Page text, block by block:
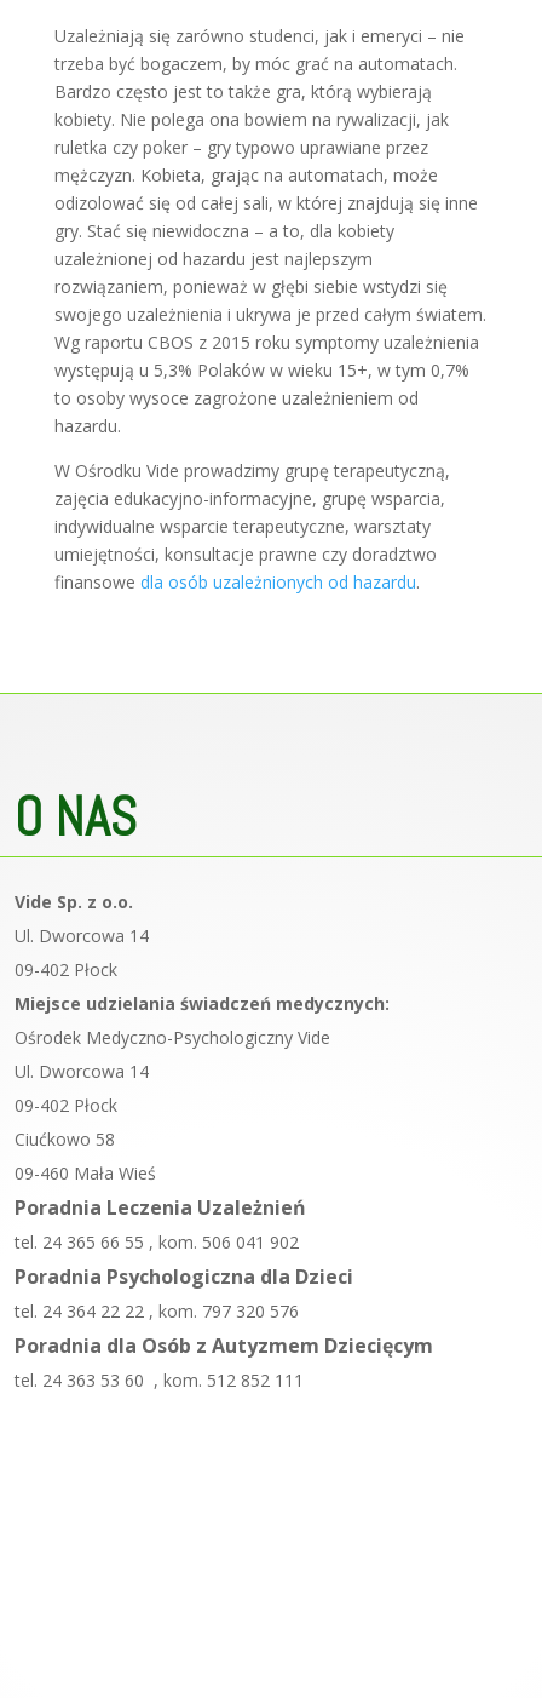
Uzależniają się zarówno studenci, jak i emeryci – nie
trzeba być bogaczem, by móc grać na automatach.
Bardzo często jest to także gra, którą wybierają
kobiety. Nie polega ona bowiem na rywalizacji, jak
ruletka czy poker – gry typowo uprawiane przez
mężczyzn. Kobieta, grając na automatach, może
odizolować się od całej sali, w której znajdują się inne
gry. Stać się niewidoczna – a to, dla kobiety
uzależnionej od hazardu jest najlepszym
rozwiązaniem, ponieważ w głębi siebie wstydzi się
swojego uzależnienia i ukrywa je przed całym światem.
Wg raportu CBOS z 2015 roku symptomy uzależnienia
występują u 5,3% Polaków w wieku 15+, w tym 0,7%
to osoby wysoce zagrożone uzależnieniem od
hazardu.
W Ośrodku Vide prowadzimy grupę terapeutyczną,
zajęcia edukacyjno-informacyjne, grupę wsparcia,
indywidualne wsparcie terapeutyczne, warsztaty
umiejętności, konsultacje prawne czy doradztwo
finansowe dla osób uzależnionych od hazardu.
O NAS
Vide Sp. z o.o.
Ul. Dworcowa 14
09-402 Płock
Miejsce udzielania świadczeń medycznych:
Ośrodek Medyczno-Psychologiczny Vide
Ul. Dworcowa 14
09-402 Płock
Ciućkowo 58
09-460 Mała Wieś
Poradnia Leczenia Uzależnień
tel. 24 365 66 55 , kom. 506 041 902
Poradnia Psychologiczna dla Dzieci
tel. 24 364 22 22 , kom. 797 320 576
Poradnia dla Osób z Autyzmem Dziecięcym
tel. 24 363 53 60 , kom. 512 852 111